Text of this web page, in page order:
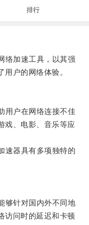
排行
加速工具，以其强
户的网络体验。
户在网络连接不佳
戏、电影、音乐等应
器具有多项独特的
针对国内外不同地
访问时的延迟和卡顿